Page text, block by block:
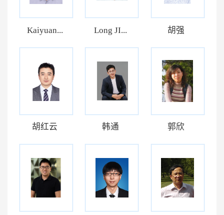
Kaiyuan... Long JI... 胡强
胡红云 韩通 郭欣